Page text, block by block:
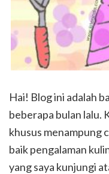
Hai! Blog ini adalah
beberapa bulan lalu.
khusus menampung
baik pengalaman
yang saya kunjungi